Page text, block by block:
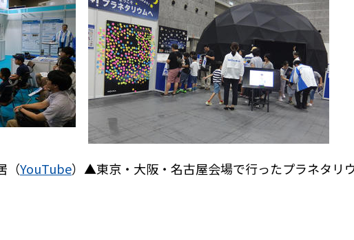
（YouTube）▲東京・大阪・名古屋会場で行ったプラネタリ